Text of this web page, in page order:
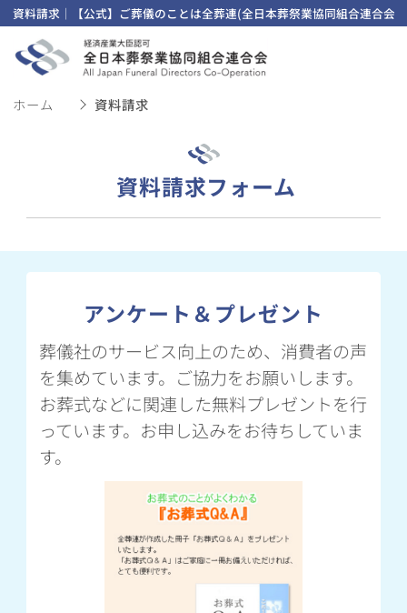
資料請求｜【公式】ご葬儀のことは全葬連(全日本葬祭業協同組合連合会)
ホーム 資料請求
資料請求フォーム
アンケート＆プレゼント
葬儀社のサービス向上のため、消費者の声
を集めています。ご協力をお願いします。
お葬式などに関連した無料プレゼントを行
っています。お申し込みをお待ちしていま
す。